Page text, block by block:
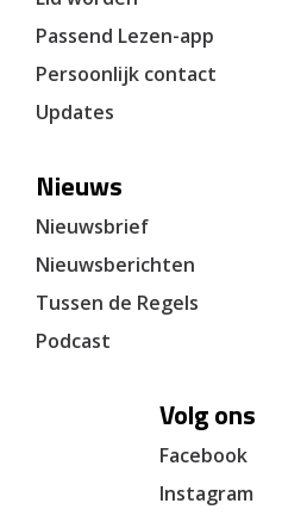
Passend Lezen-app
Persoonlijk contact
Updates
Nieuws
Nieuwsbrief
Nieuwsberichten
Tussen de Regels
Podcast
Volg ons
Facebook
Instagram